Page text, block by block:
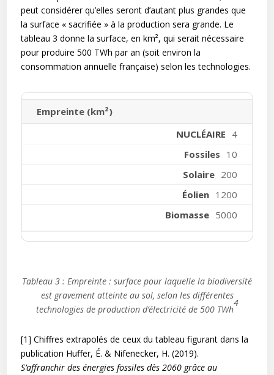
peut considérer qu’elles seront d’autant plus grandes que
la surface « sacrifiée » à la production sera grande. Le
tableau 3 donne la surface, en km², qui serait nécessaire
pour produire 500 TWh par an (soit environ la
consommation annuelle française) selon les technologies.
Empreinte (km²)
4
10
200
1200
5000
Tableau 3 : Empreinte : surface pour laquelle la biodiversité
est gravement atteinte au sol, selon les différentes
technologies de production d’électricité de 500 TWh
4
[1] Chiffres extrapolés de ceux du tableau figurant dans la
publication Huffer, É. & Nifenecker, H. (2019).
S’affranchir des énergies fossiles dès 2060 grâce au